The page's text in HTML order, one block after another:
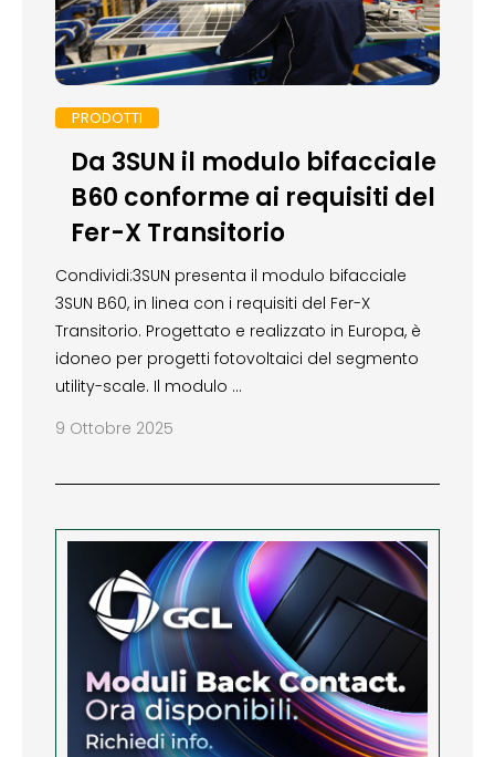
PRODOTTI
Da 3SUN il modulo bifacciale
B60 conforme ai requisiti del
Fer-X Transitorio
Condividi:3SUN presenta il modulo bifacciale
3SUN B60, in linea con i requisiti del Fer-X
Transitorio. Progettato e realizzato in Europa, è
idoneo per progetti fotovoltaici del segmento
utility-scale. Il modulo …
9 Ottobre 2025